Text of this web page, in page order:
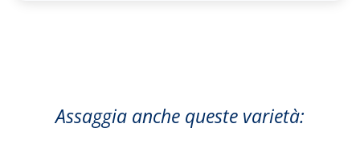
Assaggia anche queste varietà: